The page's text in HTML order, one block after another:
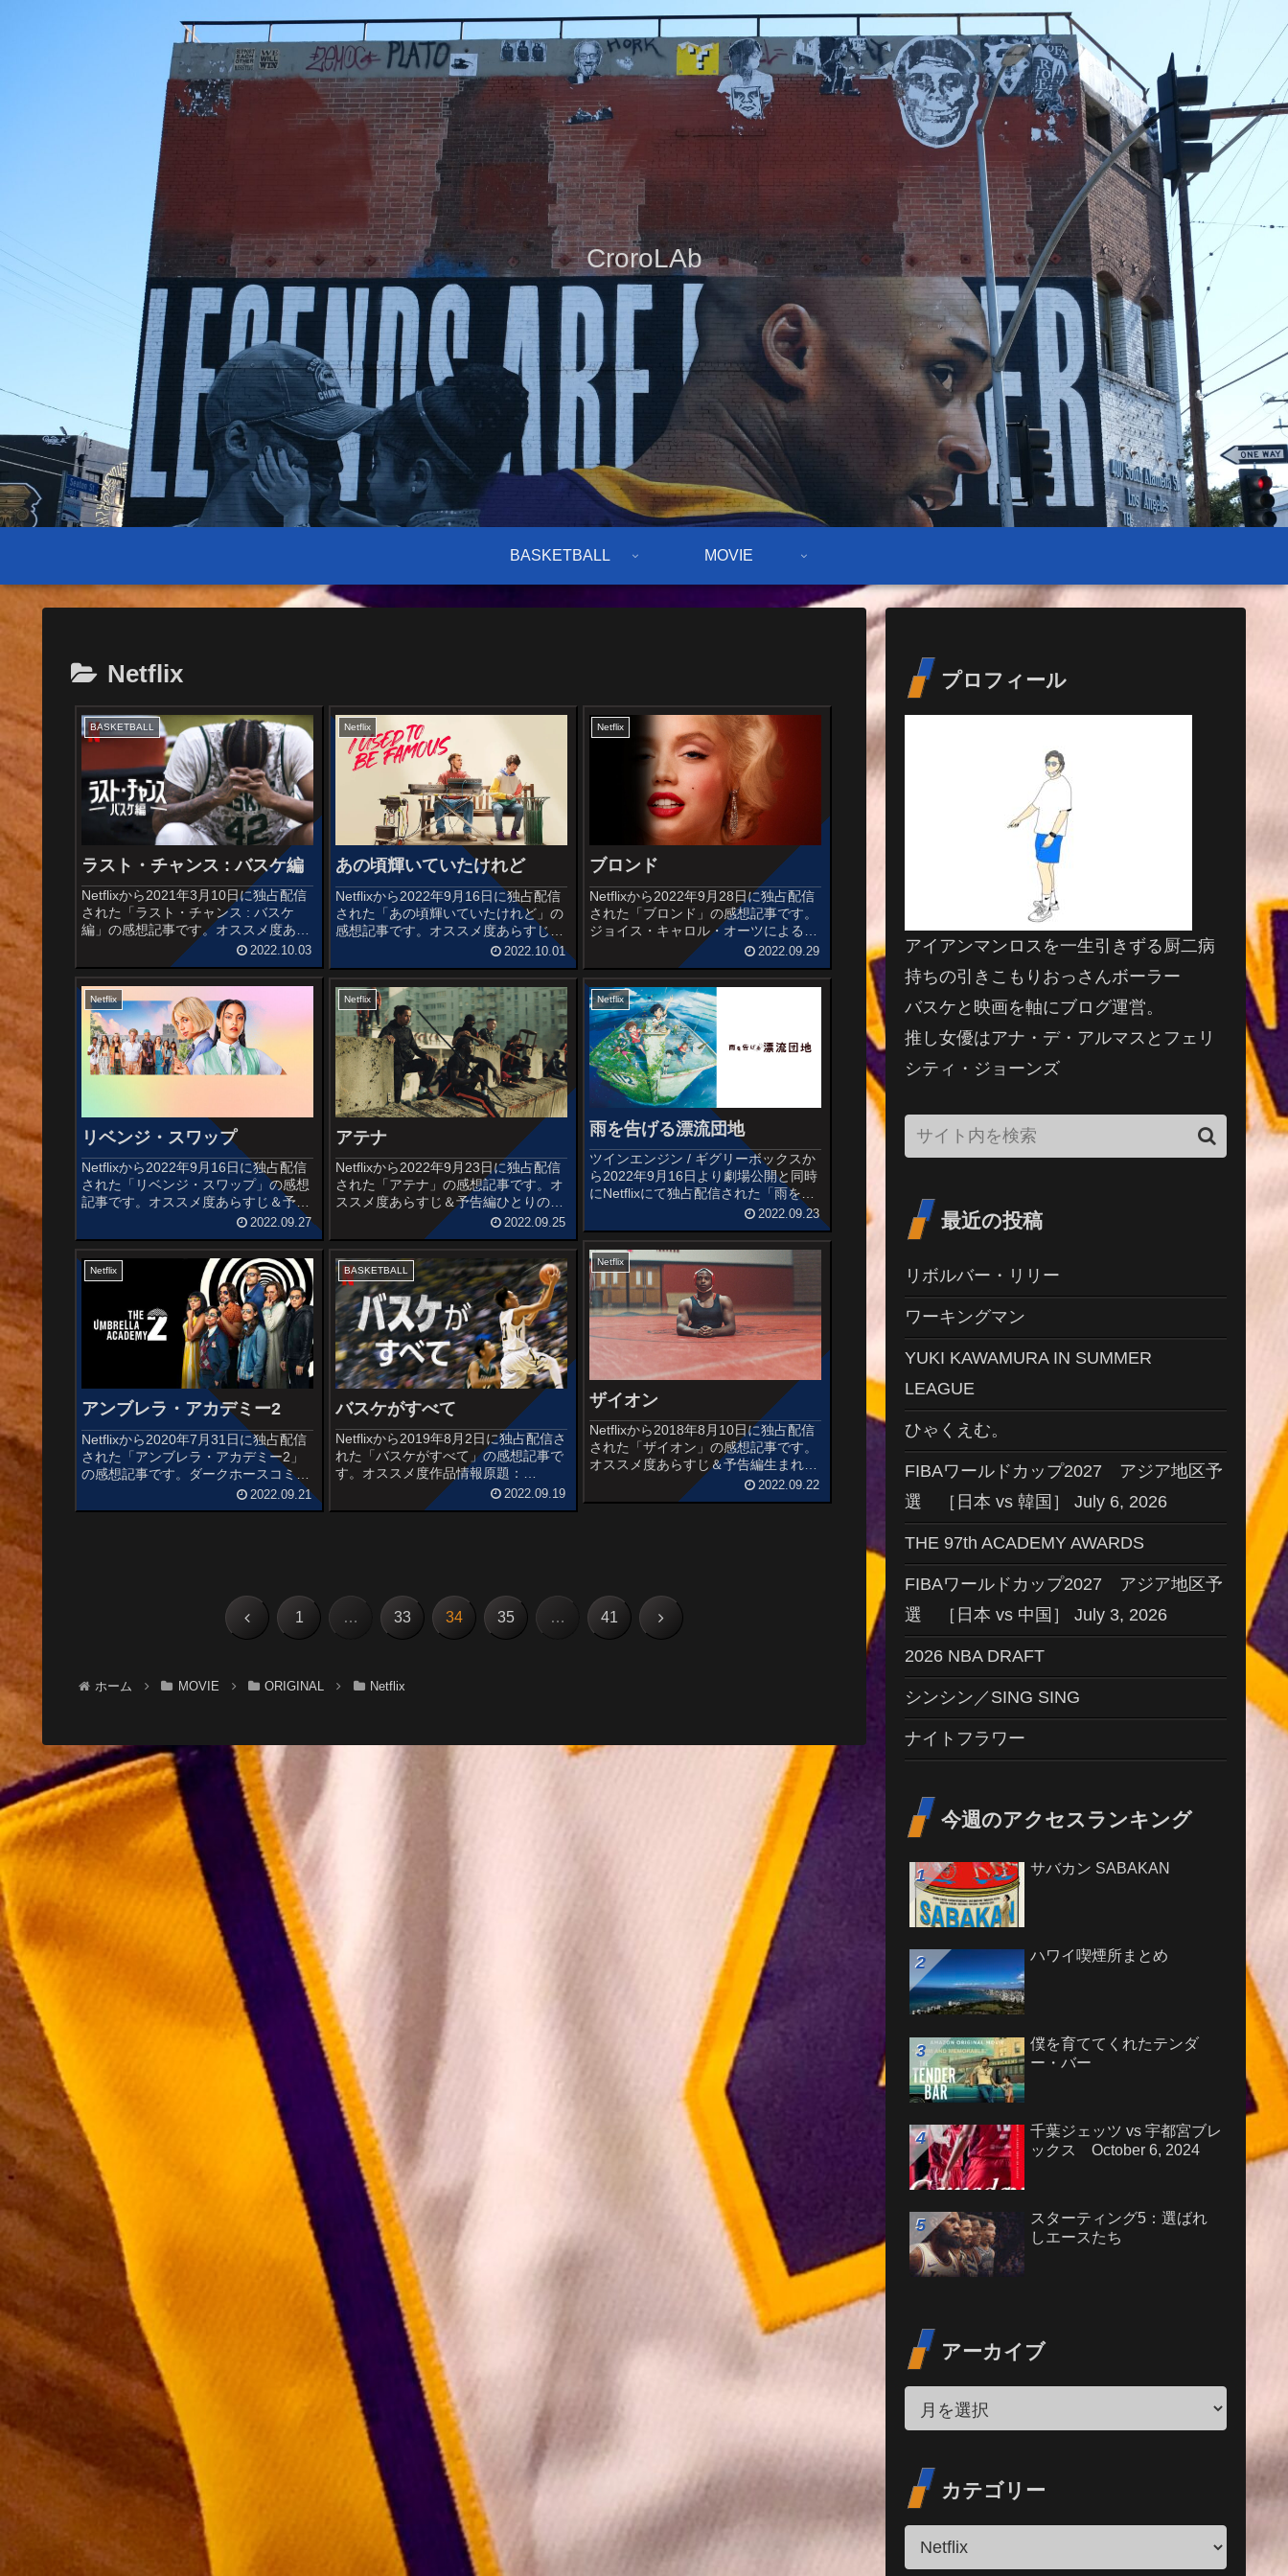
CroroLAb
BASKETBALL MOVIE
Netflix
BASKETBALL
ラスト・チャンス : バスケ編
Netflixから2021年3月10日に独占配信
された「ラスト・チャンス : バスケ
編」の感想記事です。オススメ度あら
すじ＆予告編イースト・ロサンゼルス
のバスケで有名大学への編入を夢見る
若者たちと、強い信念を持って指導す
るコーチを追う......
2022.10.03
Netflix
あの頃輝いていたけれど
Netflixから2022年9月16日に独占配信
された「あの頃輝いていたけれど」の
感想記事です。オススメ度あらすじ＆
予告編かつて一世を風靡した男性アイ
ドルグループのスターも、今は落ちぶ
れたミュージシャン。才能あふれる若
きドラマーとの出会いを...
2022.10.01
Netflix
ブロンド
Netflixから2022年9月28日に独占配信
された「ブロンド」の感想記事です。
ジョイス・キャロル・オーツによる小
説を原作とした実写映画化作品です。
Netflix史上初のNC-17（18歳未満鑑賞
禁止）に指定されたことでも話題にな
りました...
2022.09.29
Netflix
リベンジ・スワップ
Netflixから2022年9月16日に独占配信
された「リベンジ・スワップ」の感想
記事です。オススメ度あらすじ＆予告
編名門私立校に君臨する女王の座から
引きずり降ろされてしまった女子高
生。転入生の地味系女子とこっそり手
を組み、お互いの敵に復讐...
2022.09.27
Netflix
アテナ
Netflixから2022年9月23日に独占配信
された「アテナ」の感想記事です。オ
ススメ度あらすじ＆予告編ひとりの少
年が殺害された悲しい事件をきっかけ
に、激しい戦いの舞台と化したアテナ
団地。その争いの渦中には、被害者で
ある少年の兄達がいた....
2022.09.25
Netflix
雨を告げる漂流団地
ツインエンジン / ギグリーボックスか
ら2022年9月16日より劇場公開と同時
にNetflixにて独占配信された「雨を告
げる漂流団地」の感想記事です。『ペ
ンギン・ハイウェイ』『泣きたい私は
猫をかぶる』に続くスタジオコロリド
の長編劇場アニメ第...
2022.09.23
Netflix
ザイオン
Netflixから2018年8月10日に独占配信
された「ザイオン」の感想記事です。
オススメ度あらすじ＆予告編生まれた
ときから下肢を持たず、長い間里親の
家で育ったザイオン・クラークは、レ
2022.09.22
Netflix
アンブレラ・アカデミー2
Netflixから2020年7月31日に独占配信
された「アンブレラ・アカデミー2」
の感想記事です。ダークホースコミッ
クスが発行したコミックシリーズ
『The Umbrella Academy』を原作と
2022.09.21
BASKETBALL
バスケがすべて
Netflixから2019年8月2日に独占配信さ
れた「バスケがすべて」の感想記事で
す。オススメ度作品情報原題：
Basketball or Nothing製作国:アメリカ
（2019年）配給:Netflix本編:全6話レビ
2022.09.19
前 1 … 33 34 35 … 41 次
ホーム MOVIE ORIGINAL Netflix
プロフィール
アイアンマンロスを一生引きずる厨二病
持ちの引きこもりおっさんボーラー
バスケと映画を軸にブログ運営。
推し女優はアナ・デ・アルマスとフェリ
シティ・ジョーンズ
最近の投稿
リボルバー・リリー
ワーキングマン
YUKI KAWAMURA IN SUMMER
LEAGUE
ひゃくえむ。
FIBAワールドカップ2027 アジア地区予
選 ［日本 vs 韓国］ July 6, 2026
THE 97th ACADEMY AWARDS
FIBAワールドカップ2027 アジア地区予
選 ［日本 vs 中国］ July 3, 2026
2026 NBA DRAFT
シンシン／SING SING
ナイトフラワー
今週のアクセスランキング
サバカン SABAKAN
ハワイ喫煙所まとめ
僕を育ててくれたテンダ
ー・バー
千葉ジェッツ vs 宇都宮ブレ
ックス October 6, 2024
スターティング5：選ばれ
しエースたち
アーカイブ
カテゴリー